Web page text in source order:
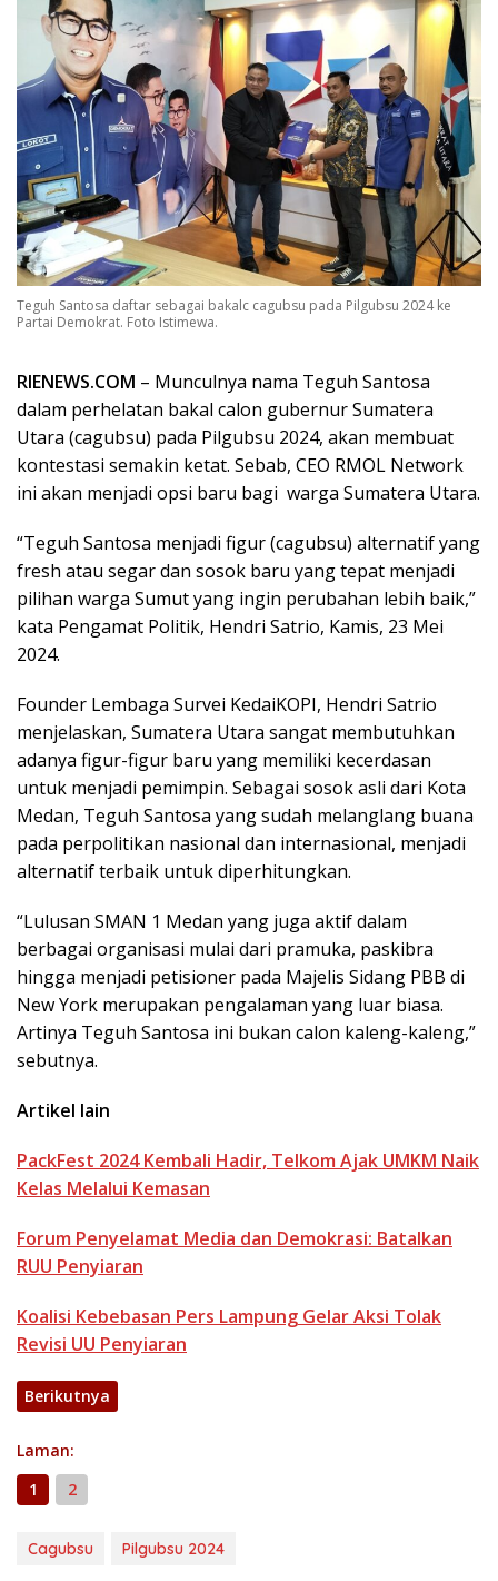
Teguh Santosa daftar sebagai bakalc cagubsu pada Pilgubsu 2024 ke
Partai Demokrat. Foto Istimewa.
RIENEWS.COM – Munculnya nama Teguh Santosa
dalam perhelatan bakal calon gubernur Sumatera
Utara (cagubsu) pada Pilgubsu 2024, akan membuat
kontestasi semakin ketat. Sebab, CEO RMOL Network
ini akan menjadi opsi baru bagi warga Sumatera Utara.
“Teguh Santosa menjadi figur (cagubsu) alternatif yang
fresh atau segar dan sosok baru yang tepat menjadi
pilihan warga Sumut yang ingin perubahan lebih baik,”
kata Pengamat Politik, Hendri Satrio, Kamis, 23 Mei
2024.
Founder Lembaga Survei KedaiKOPI, Hendri Satrio
menjelaskan, Sumatera Utara sangat membutuhkan
adanya figur-figur baru yang memiliki kecerdasan
untuk menjadi pemimpin. Sebagai sosok asli dari Kota
Medan, Teguh Santosa yang sudah melanglang buana
pada perpolitikan nasional dan internasional, menjadi
alternatif terbaik untuk diperhitungkan.
“Lulusan SMAN 1 Medan yang juga aktif dalam
berbagai organisasi mulai dari pramuka, paskibra
hingga menjadi petisioner pada Majelis Sidang PBB di
New York merupakan pengalaman yang luar biasa.
Artinya Teguh Santosa ini bukan calon kaleng-kaleng,”
sebutnya.
Artikel lain
PackFest 2024 Kembali Hadir, Telkom Ajak UMKM Naik
Kelas Melalui Kemasan
Forum Penyelamat Media dan Demokrasi: Batalkan
RUU Penyiaran
Koalisi Kebebasan Pers Lampung Gelar Aksi Tolak
Revisi UU Penyiaran
Berikutnya
Laman:
1
2
Cagubsu Pilgubsu 2024